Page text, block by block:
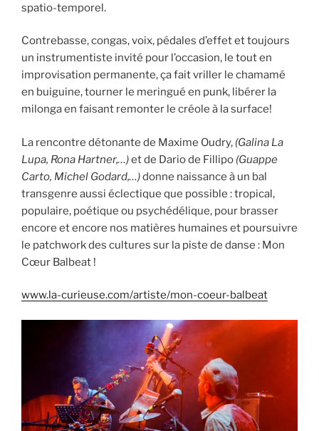
spatio-temporel.
Contrebasse, congas, voix, pédales d’effet et toujours
un instrumentiste invité pour l’occasion, le tout en
improvisation permanente, ça fait vriller le chamamé
en buiguine, tourner le meringué en punk, libérer la
milonga en faisant remonter le créole à la surface!
La rencontre détonante de Maxime Oudry, (Galina La
Lupa, Rona Hartner,…)et de Dario de Fillipo (Guappe
Carto, Michel Godard,…)donne naissance à un bal
transgenre aussi éclectique que possible : tropical,
populaire, poétique ou psychédélique, pour brasser
encore et encore nos matières humaines et poursuivre
le patchwork des cultures sur la piste de danse : Mon
Cœur Balbeat !
www.la-curieuse.com/artiste/mon-coeur-balbeat